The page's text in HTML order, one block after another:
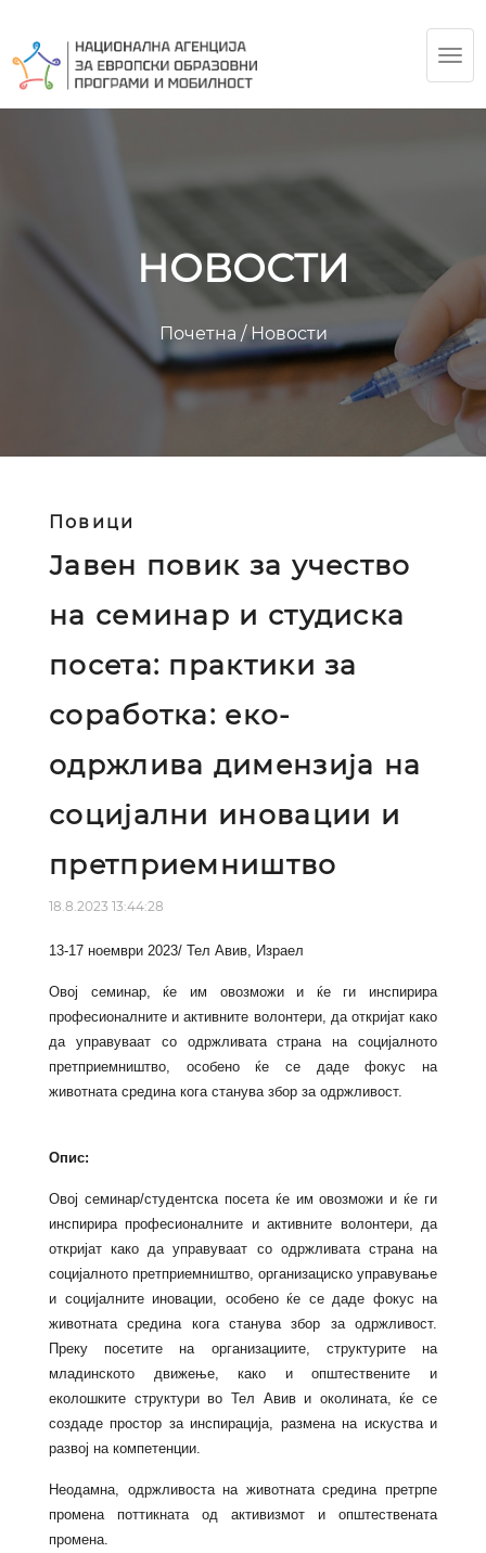
НОВОСТИ
Почетна /Новости
Повици
Јавен повик за учество
на семинар и студиска
посета: практики за
соработка: еко-
одржлива димензија на
социјални иновации и
претприемништво
18.8.2023 13:44:28
13-17 ноември 2023/ Тел Авив, Израел
Овој семинар, ќе им овозможи и ќе ги инспирира
професионалните и активните волонтери, да откријат како
да управуваат со одржливата страна на социјалното
претприемништво, особено ќе се даде фокус на
животната средина кога станува збор за одржливост.
Опис:
Овој семинар/студентска посета ќе им овозможи и ќе ги
инспирира професионалните и активните волонтери, да
откријат како да управуваат со одржливата страна на
социјалното претприемништво, организациско управување
и социјалните иновации, особено ќе се даде фокус на
животната средина кога станува збор за одржливост.
Преку посетите на организациите, структурите на
младинското движење, како и општествените и
еколошките структури во Тел Авив и околината, ќе се
создаде простор за инспирација, размена на искуства и
развој на компетенции.
Неодамна, одржливоста на животната средина претрпе
промена поттикната од активизмот и општествената
промена.